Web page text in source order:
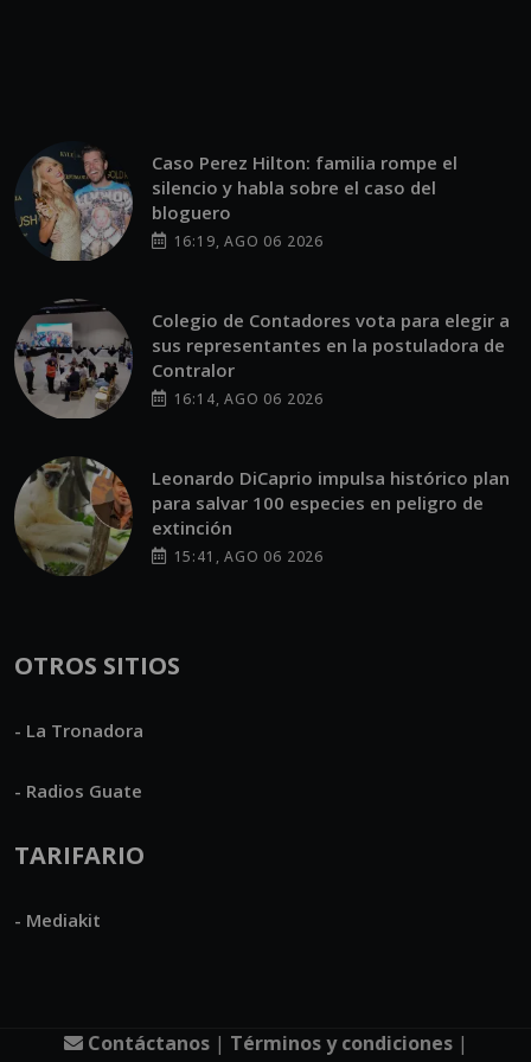
Caso Perez Hilton: familia rompe el
silencio y habla sobre el caso del
bloguero
16:19, AGO 06 2026
Colegio de Contadores vota para elegir a
sus representantes en la postuladora de
Contralor
16:14, AGO 06 2026
Leonardo DiCaprio impulsa histórico plan
para salvar 100 especies en peligro de
extinción
15:41, AGO 06 2026
OTROS SITIOS
- La Tronadora
- Radios Guate
TARIFARIO
- Mediakit
Contáctanos| Términos y condiciones|